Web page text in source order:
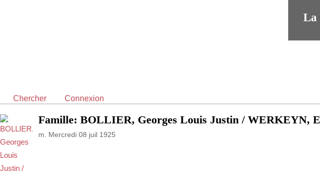
La
Chercher Connexion
Famille: BOLLIER, Georges Louis Justin / WERKEYN,
m. Mercredi 08 juil 1925